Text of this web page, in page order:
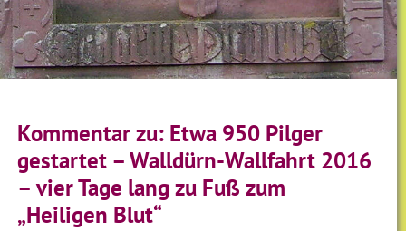
Kommentar zu: Etwa 950 Pilger
gestartet – Walldürn-Wallfahrt 2016
– vier Tage lang zu Fuß zum
„Heiligen Blut“